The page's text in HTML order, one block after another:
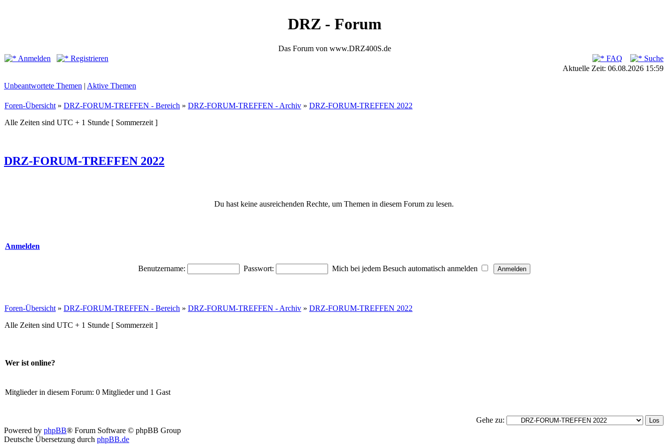
DRZ - Forum
Das Forum von www.DRZ400S.de
Anmelden
Registrieren FAQ
Suche
Aktuelle Zeit: 06.08.2026 15:59
Unbeantwortete Themen | Aktive Themen
Foren-Übersicht » DRZ-FORUM-TREFFEN - Bereich » DRZ-FORUM-TREFFEN - Archiv » DRZ-FORUM-TREFFEN 2022
Alle Zeiten sind UTC + 1 Stunde [ Sommerzeit ]
DRZ-FORUM-TREFFEN 2022
Du hast keine ausreichenden Rechte, um Themen in diesem Forum zu lesen.
Anmelden
Benutzername: Passwort: Mich bei jedem Besuch automatisch anmelden
Foren-Übersicht » DRZ-FORUM-TREFFEN - Bereich » DRZ-FORUM-TREFFEN - Archiv » DRZ-FORUM-TREFFEN 2022
Alle Zeiten sind UTC + 1 Stunde [ Sommerzeit ]
Wer ist online?
Mitglieder in diesem Forum: 0 Mitglieder und 1 Gast
Gehe zu:
Powered by phpBB® Forum Software © phpBB Group
Deutsche Übersetzung durch phpBB.de